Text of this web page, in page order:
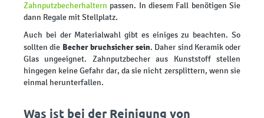
Zahnputzbecherhaltern passen. In diesem Fall benötigen Sie
dann Regale mit Stellplatz.
Auch bei der Materialwahl gibt es einiges zu beachten. So
sollten die Becher bruchsicher sein. Daher sind Keramik oder
Glas ungeeignet. Zahnputzbecher aus Kunststoff stellen
hingegen keine Gefahr dar, da sie nicht zersplittern, wenn sie
einmal herunterfallen.
Was ist bei der Reinigung von